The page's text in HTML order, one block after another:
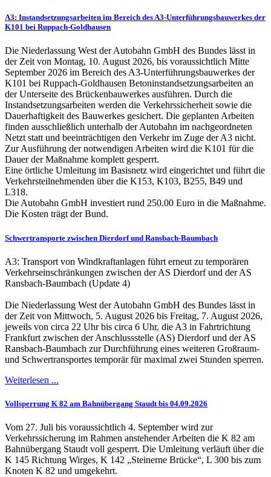
A3: Instandsetzungsarbeiten im Bereich des A3-Unterführungsbauwerkes der
K101 bei Ruppach-Goldhausen
Die Niederlassung West der Autobahn GmbH des Bundes lässt in
der Zeit von Montag, 10. August 2026, bis voraussichtlich Mitte
September 2026 im Bereich des A3-Unterführungsbauwerkes der
K101 bei Ruppach-Goldhausen Betoninstandsetzungsarbeiten an
der Unterseite des Brückenbauwerkes ausführen. Durch die
Instandsetzungsarbeiten werden die Verkehrssicherheit sowie die
Dauerhaftigkeit des Bauwerkes gesichert. Die geplanten Arbeiten
finden ausschließlich unterhalb der Autobahn im nachgeordneten
Netzt statt und beeinträchtigen den Verkehr im Zuge der A3 nicht.
Zur Ausführung der notwendigen Arbeiten wird die K101 für die
Dauer der Maßnahme komplett gesperrt.
Eine örtliche Umleitung im Basisnetz wird eingerichtet und führt die
Verkehrsteilnehmenden über die K153, K103, B255, B49 und
L318.
Die Autobahn GmbH investiert rund 250.00 Euro in die Maßnahme.
Die Kosten trägt der Bund.
Schwertransporte zwischen Dierdorf und Ransbach-Baumbach
A3: Transport von Windkraftanlagen führt erneut zu temporären
Verkehrseinschränkungen zwischen der AS Dierdorf und der AS
Ransbach-Baumbach (Update 4)
Die Niederlassung West der Autobahn GmbH des Bundes lässt in
der Zeit von Mittwoch, 5. August 2026 bis Freitag, 7. August 2026,
jeweils von circa 22 Uhr bis circa 6 Uhr, die A3 in Fahrtrichtung
Frankfurt zwischen der Anschlussstelle (AS) Dierdorf und der AS
Ransbach-Baumbach zur Durchführung eines weiteren Großraum-
und Schwertransportes temporär für maximal zwei Stunden sperren.
Weiterlesen ...
Vollsperrung K 82 am Bahnübergang Staudt bis 04.09.2026
Vom 27. Juli bis voraussichtlich 4. September wird zur
Verkehrssicherung im Rahmen anstehender Arbeiten die K 82 am
Bahnübergang Staudt voll gesperrt. Die Umleitung verläuft über die
K 145 Richtung Wirges, K 142 „Steinerne Brücke“, L 300 bis zum
Knoten K 82 und umgekehrt.